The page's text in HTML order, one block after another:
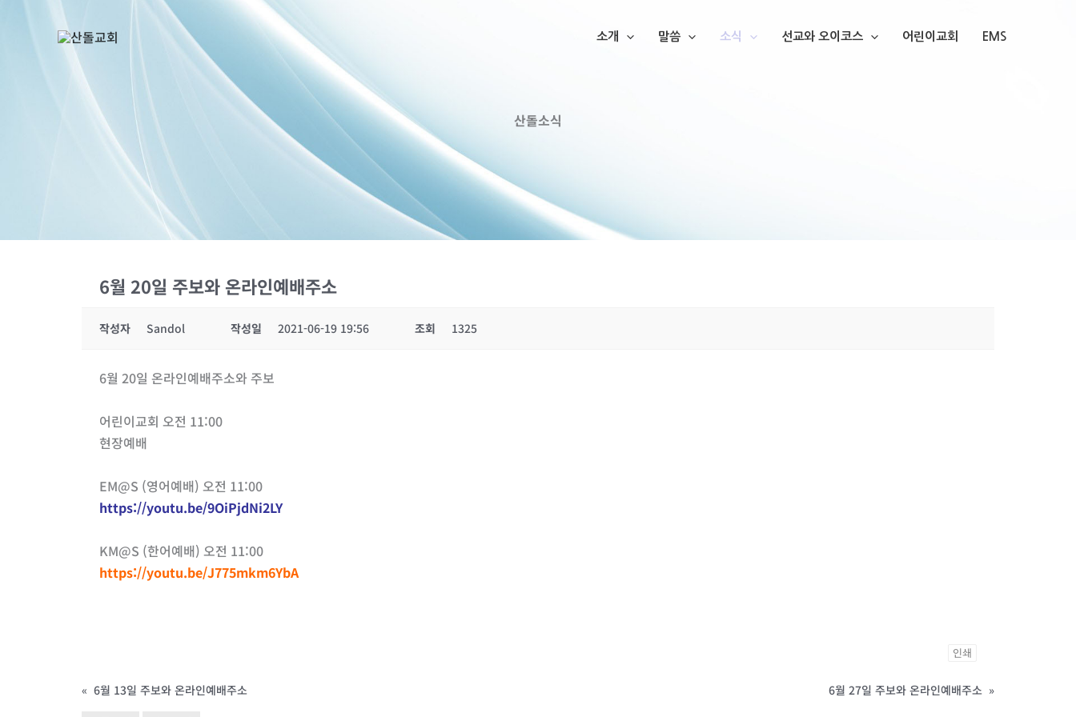
소개 말씀 소식 선교와 오이코스 어린이교회 EMS
산돌소식
6월 20일 주보와 온라인예배주소
작성자 Sandol 작성일 2021-06-19 19:56 조회 1325
6월 20일 온라인예배주소와 주보
어린이교회 오전 11:00
현장예배
EM@S (영어예배) 오전 11:00
https://youtu.be/9OiPjdNi2LY
KM@S (한어예배) 오전 11:00
https://youtu.be/J775mkm6YbA
인쇄
« 6월 13일 주보와 온라인예배주소 6월 27일 주보와 온라인예배주소 »